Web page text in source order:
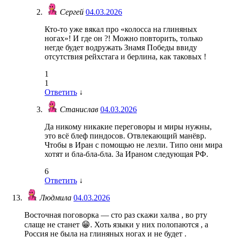
Сергей 04.03.2026
Кто-то уже вякал про «колосса на глиняных
ногах»! И где он ?! Можно повторить, только
негде будет водружать Знамя Победы ввиду
отсутствия рейхстага и берлина, как таковых !
1
1
Ответить ↓
Станислав 04.03.2026
Да никому никакие переговоры и миры нужны,
это всё блеф пиндосов. Отвлекающий манёвр.
Чтобы в Иран с помощью не лезли. Типо они мира
хотят и бла-бла-бла. За Ираном следующая РФ.
6
Ответить ↓
Людмила 04.03.2026
Восточная поговорка — сто раз скажи халва , во рту
слаще не станет 😁. Хоть языки у них полопаются , а
Россия не была на глиняных ногах и не будет .